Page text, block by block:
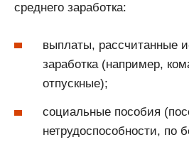
среднего заработка:
выплаты, рассчитанные
заработка (например,
отпускные);
социальные пособия
нетрудоспособности, по